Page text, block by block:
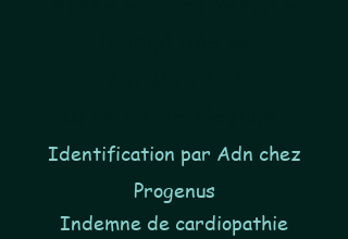
Identification par Adn chez
Progenus
Indemne de cardiopathie